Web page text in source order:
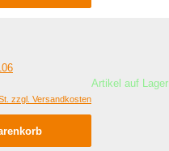
zzgl. Versandkosten
Artikel auf Lager